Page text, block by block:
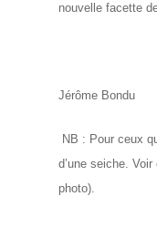
nouvelle facette
Jérôme Bondu
NB : Pour ceux
d’une seiche.
photo).